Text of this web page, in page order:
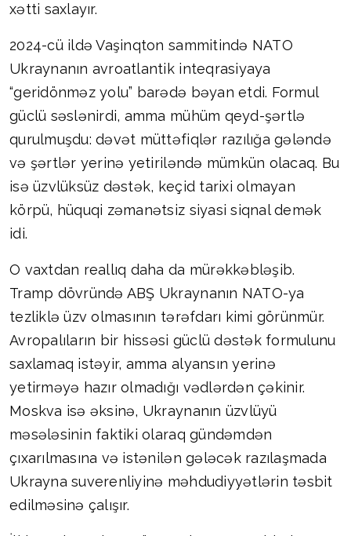
xətti saxlayır.
2024-cü ildə Vaşinqton sammitində NATO
Ukraynanın avroatlantik inteqrasiyaya
“geridönməz yolu” barədə bəyan etdi. Formul
güclü səslənirdi, amma mühüm qeyd-şərtlə
qurulmuşdu: dəvət müttəfiqlər razılığa gələndə
və şərtlər yerinə yetiriləndə mümkün olacaq. Bu
isə üzvlüksüz dəstək, keçid tarixi olmayan
körpü, hüquqi zəmanətsiz siyasi siqnal demək
idi.
O vaxtdan reallıq daha da mürəkkəbləşib.
Tramp dövründə ABŞ Ukraynanın NATO-ya
tezliklə üzv olmasının tərəfdarı kimi görünmür.
Avropalıların bir hissəsi güclü dəstək formulunu
saxlamaq istəyir, amma alyansın yerinə
yetirməyə hazır olmadığı vədlərdən çəkinir.
Moskva isə əksinə, Ukraynanın üzvlüyü
məsələsinin faktiki olaraq gündəmdən
çıxarılmasına və istənilən gələcək razılaşmada
Ukrayna suverenliyinə məhdudiyyətlərin təsbit
edilməsinə çalışır.